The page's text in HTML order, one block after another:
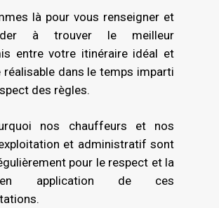
s’engage, pour une période de
consommations de carburant.
normalement de 12 heures
14 heures maximum au
un conducteur seul. Au-delà et
heures il est donc nécessaire
à disposition un deuxième
de travail en France. La durée
doit être égale à
consécutives. Il est possible de
semaine sur deux un repos
heures sous condition de
de 45 heures se fait au moins
les 15 jours.
là pour vous renseigner et
à trouver le meilleur
entre votre itinéraire idéal et
réalisable dans le temps imparti
des règles.
nos chauffeurs et nos
et administratif sont
pour le respect et la
application de ces